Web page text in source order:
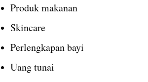
Produk makanan
Skincare
Perlengkapan bayi
Uang tunai